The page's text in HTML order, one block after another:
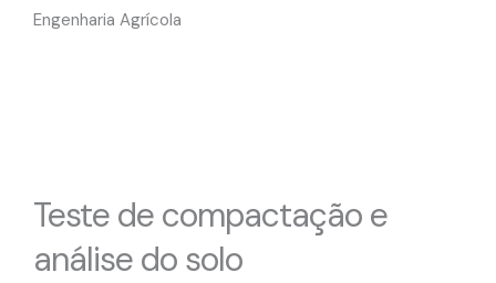
Engenharia Agrícola
Teste de compactação e
análise do solo